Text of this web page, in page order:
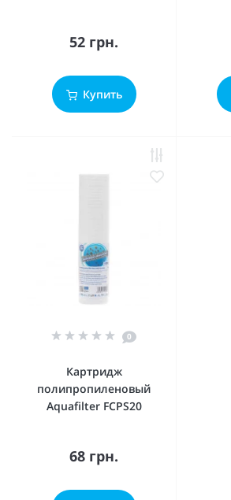
52 грн.
Купить
0
Картридж
полипропиленовый
Aquafilter FCPS20
68 грн.